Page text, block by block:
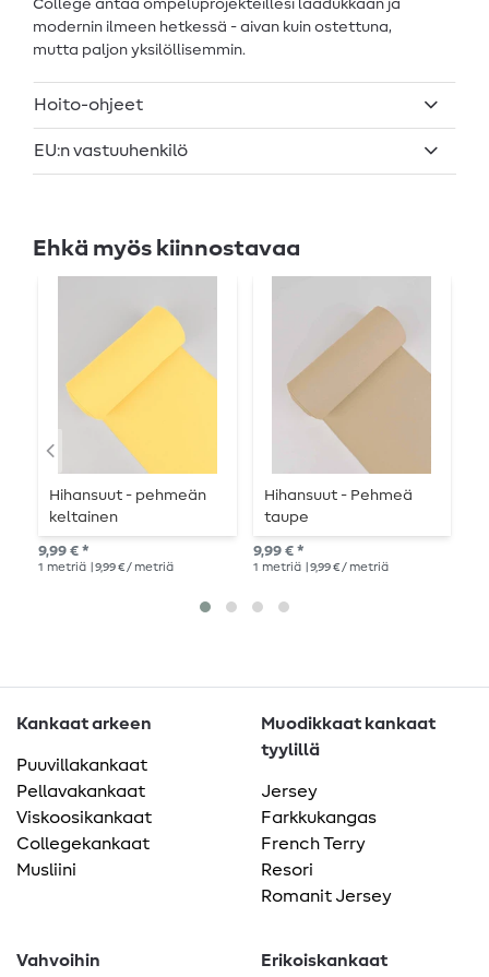
College antaa ompeluprojekteillesi laadukkaan ja
modernin ilmeen hetkessä - aivan kuin ostettuna,
mutta paljon yksilöllisemmin.
Hoito-ohjeet
EU:n vastuuhenkilö
Ehkä myös kiinnostavaa
Hihansuut - pehmeän
keltainen
9,99 € *
1 metriä | 9,99 € / metriä
Hihansuut - Pehmeä
taupe
9,99 € *
1 metriä | 9,99 € / metriä
Kankaat arkeen
Puuvillakankaat
Pellavakankaat
Viskoosikankaat
Collegekankaat
Musliini
Muodikkaat kankaat
tyylillä
Jersey
Farkkukangas
French Terry
Resori
Romanit Jersey
Vahvoihin
Erikoiskankaat